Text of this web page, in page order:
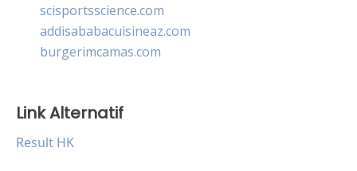
scisportsscience.com
addisababacuisineaz.com
burgerimcamas.com
Link Alternatif
Result HK